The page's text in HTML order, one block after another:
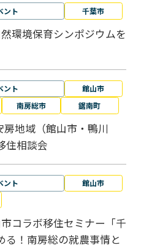
ント 千葉市
環境保育シンポジウムを
ント
館山市
南房総市 鋸南町
房地域（館山市・鴨川
住相談会
ント
館山市
コラボ移住セミナー「千
る！南房総の就農事情と